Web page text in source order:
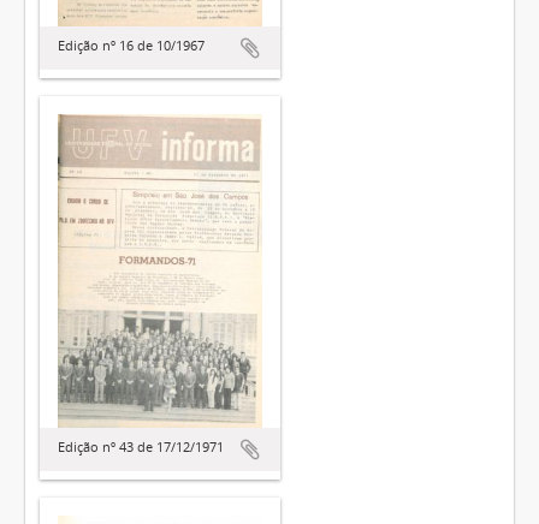
Edição nº 16 de 10/1967
Edição nº 43 de 17/12/1971